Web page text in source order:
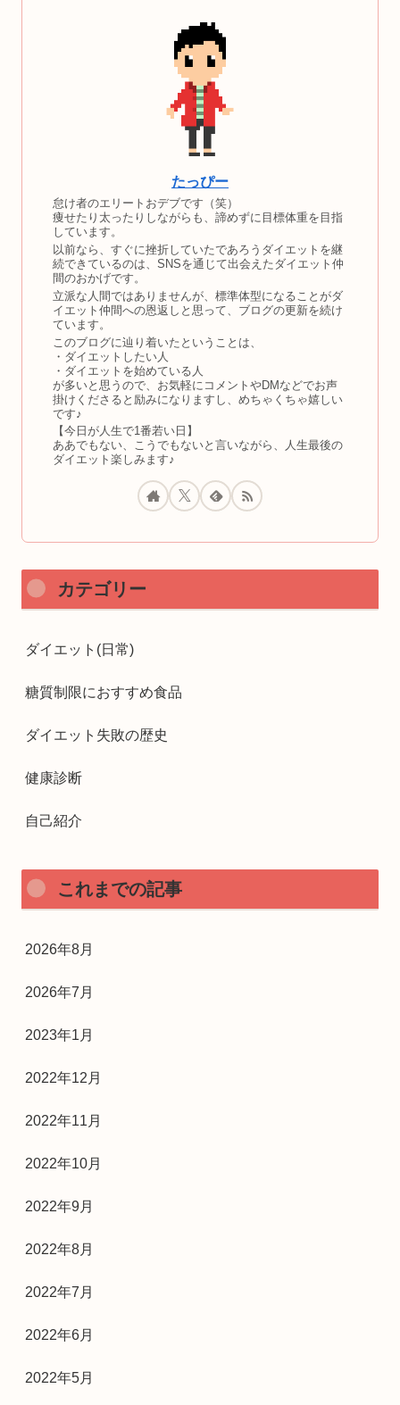
たっぴー
怠け者のエリートおデブです（笑）
痩せたり太ったりしながらも、諦めずに目標体重を目指
しています。
以前なら、すぐに挫折していたであろうダイエットを継
続できているのは、SNSを通じて出会えたダイエット仲
間のおかげです。
立派な人間ではありませんが、標準体型になることがダ
イエット仲間への恩返しと思って、ブログの更新を続け
ています。
このブログに辿り着いたということは、
・ダイエットしたい人
・ダイエットを始めている人
が多いと思うので、お気軽にコメントやDMなどでお声
掛けくださると励みになりますし、めちゃくちゃ嬉しい
です♪
【今日が人生で1番若い日】
ああでもない、こうでもないと言いながら、人生最後の
ダイエット楽しみます♪
カテゴリー
ダイエット(日常)
糖質制限におすすめ食品
ダイエット失敗の歴史
健康診断
自己紹介
これまでの記事
2026年8月
2026年7月
2023年1月
2022年12月
2022年11月
2022年10月
2022年9月
2022年8月
2022年7月
2022年6月
2022年5月